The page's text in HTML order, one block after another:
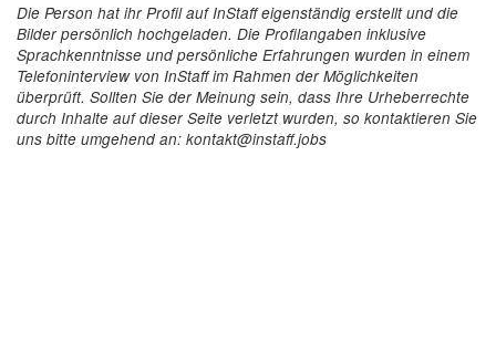
Die Person hat ihr Profil auf InStaff eigenständig erstellt und die
Bilder persönlich hochgeladen. Die Profilangaben inklusive
Sprachkenntnisse und persönliche Erfahrungen wurden in einem
Telefoninterview von InStaff im Rahmen der Möglichkeiten
überprüft. Sollten Sie der Meinung sein, dass Ihre Urheberrechte
durch Inhalte auf dieser Seite verletzt wurden, so kontaktieren Sie
uns bitte umgehend an: kontakt@instaff.jobs